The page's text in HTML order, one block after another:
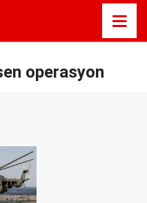
operasyon